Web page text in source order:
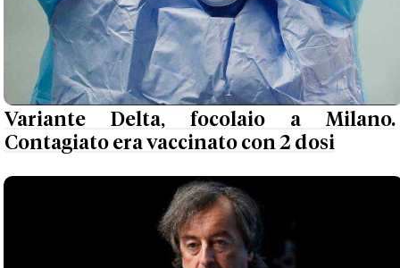
Variante Delta, focolaio a Milano.
Contagiato era vaccinato con 2 dosi